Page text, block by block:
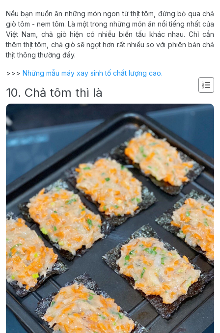
Nếu bạn muốn ăn những món ngon từ thịt tôm, đừng bỏ qua chả
giò tôm - nem tôm. Là một trong những món ăn nổi tiếng nhất của
Việt Nam, chả giò hiện có nhiều biến tấu khác nhau. Chỉ cần
thêm thịt tôm, chả giò sẽ ngọt hơn rất nhiều so với phiên bản chả
thịt thông thường đấy.
>>> Những mẫu máy xay sinh tố chất lượng cao.
10. Chả tôm thì là